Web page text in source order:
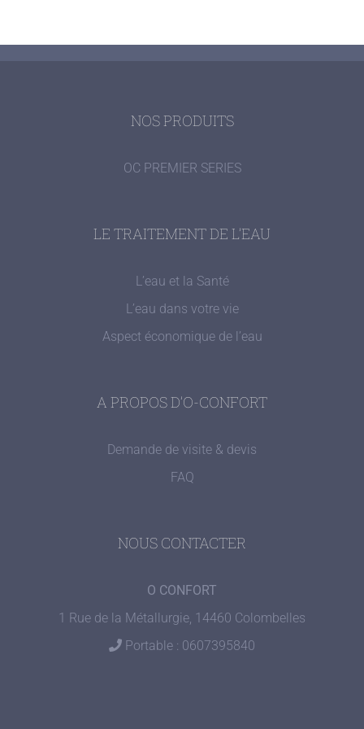
NOS PRODUITS
OC PREMIER SERIES
LE TRAITEMENT DE L’EAU
L’eau et la Santé
L’eau dans votre vie
Aspect économique de l’eau
A PROPOS D’O-CONFORT
Demande de visite & devis
FAQ
NOUS CONTACTER
O CONFORT
1 Rue de la Métallurgie, 14460 Colombelles
Portable : 0607395840